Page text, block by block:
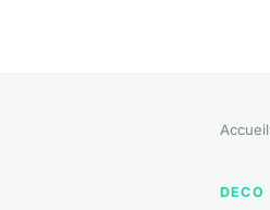
Accueil
DECO